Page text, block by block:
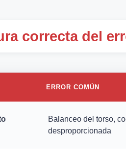
correcta del
ERROR COMÚN
Balanceo del torso,
desproporcionada